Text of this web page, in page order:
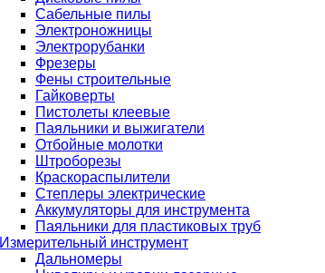
Сабельные пилы
Электроножницы
Электрорубанки
Фрезеры
Фены строительные
Гайковерты
Пистолеты клеевые
Паяльники и выжигатели
Отбойные молотки
Штроборезы
Краскораспылители
Степлеры электрические
Аккумуляторы для инструмента
Паяльники для пластиковых труб
Измерительный инструмент
Дальномеры